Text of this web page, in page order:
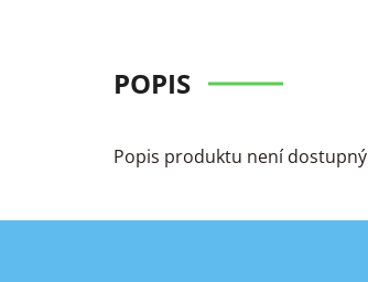
POPIS
Popis produktu není dostupný